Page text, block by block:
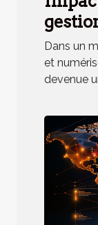
pour
en vue
Dans un
et
devenue